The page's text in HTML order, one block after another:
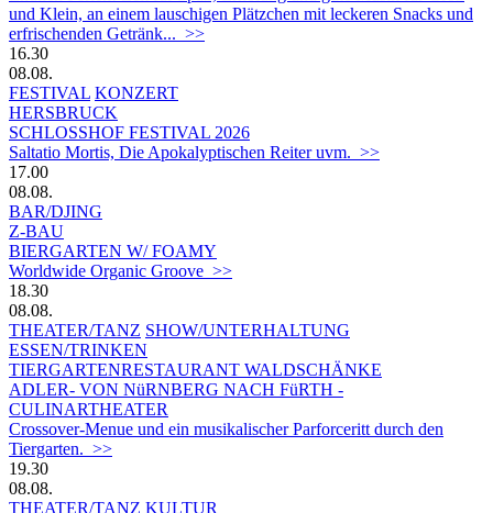
und Klein, an einem lauschigen Plätzchen mit leckeren Snacks und
erfrischenden Getränk... >>
16.30
08.08.
FESTIVAL KONZERT
HERSBRUCK
SCHLOSSHOF FESTIVAL 2026
Saltatio Mortis, Die Apokalyptischen Reiter uvm. >>
17.00
08.08.
BAR/DJING
Z-BAU
BIERGARTEN W/ FOAMY
Worldwide Organic Groove >>
18.30
08.08.
THEATER/TANZ SHOW/UNTERHALTUNG
ESSEN/TRINKEN
TIERGARTEN­RESTAURANT WALDSCHÄNKE
ADLER- VON NüRNBERG NACH FüRTH -
CULINARTHEATER
Crossover-Menue und ein musikalischer Parforceritt durch den
Tiergarten. >>
19.30
08.08.
THEATER/TANZ KULTUR